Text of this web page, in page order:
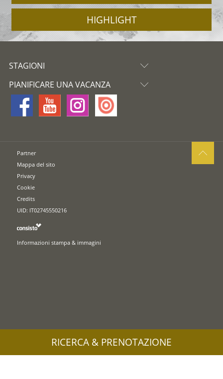
HIGHLIGHT
STAGIONI
PIANIFICARE UNA VACANZA
Partner
Mappa del sito
Privacy
Cookie
Credits
UID: IT02745550216
Informazioni stampa & immagini
RICERCA & PRENOTAZIONE